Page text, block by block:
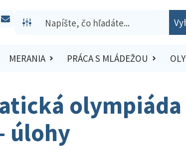
MERANIA PRÁCA S MLÁDEŽOU
olympiáda
úlohy